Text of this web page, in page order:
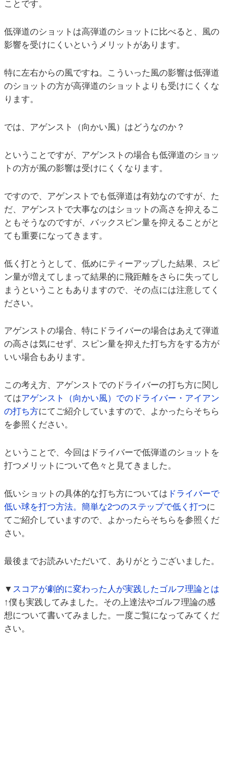
ことです。
低弾道のショットは高弾道のショットに比べると、風の
影響を受けにくいというメリットがあります。
特に左右からの風ですね。こういった風の影響は低弾道
のショットの方が高弾道のショットよりも受けにくくな
ります。
では、アゲンスト（向かい風）はどうなのか？
ということですが、アゲンストの場合も低弾道のショッ
トの方が風の影響は受けにくくなります。
ですので、アゲンストでも低弾道は有効なのですが、た
だ、アゲンストで大事なのはショットの高さを抑えるこ
ともそうなのですが、バックスピン量を抑えることがと
ても重要になってきます。
低く打とうとして、低めにティーアップした結果、スピ
ン量が増えてしまって結果的に飛距離をさらに失ってし
まうということもありますので、その点には注意してく
ださい。
アゲンストの場合、特にドライバーの場合はあえて弾道
の高さは気にせず、スピン量を抑えた打ち方をする方が
いい場合もあります。
この考え方、アゲンストでのドライバーの打ち方に関し
てはアゲンスト（向かい風）でのドライバー・アイアン
の打ち方にてご紹介していますので、よかったらそちら
を参照ください。
ということで、今回はドライバーで低弾道のショットを
打つメリットについて色々と見てきました。
低いショットの具体的な打ち方については ドライバーで
低い球を打つ方法。簡単な2つのステップで低く打つに
てご紹介していますので、よかったらそちらを参照くだ
さい。
最後までお読みいただいて、ありがとうございました。
▼ スコアが劇的に変わった人が実践したゴルフ理論とは
↑僕も実践してみました。その上達法やゴルフ理論の感
想について書いてみました。一度ご覧になってみてくだ
さい。